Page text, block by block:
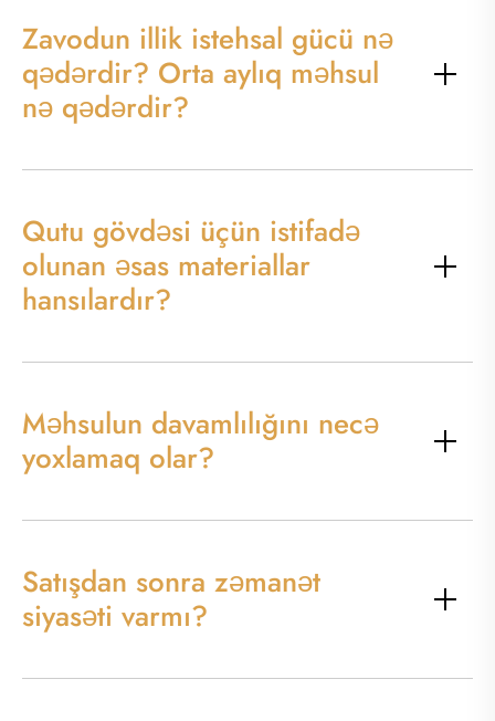
Zavodun illik istehsal gücü nə
qədərdir? Orta aylıq məhsul
nə qədərdir?
Qutu gövdəsi üçün istifadə
olunan əsas materiallar
hansılardır?
Məhsulun davamlılığını necə
yoxlamaq olar?
Satışdan sonra zəmanət
siyasəti varmı?